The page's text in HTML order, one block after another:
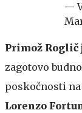
—
Primož Roglič
zagotovo
poskočnosti
Lorenzo